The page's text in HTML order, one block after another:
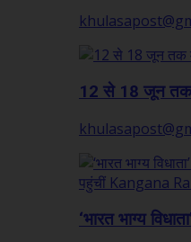
12 से 18 जून तक
‘भारत भाग्य